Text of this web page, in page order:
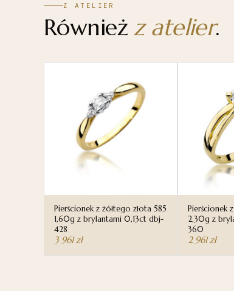
Z ATELIER
Równieżz atelier.
Pierścionek z żółtego złota 585
1,60g z brylantami 0,13ct dbj-
428
3 961zł
Pierścionek
2,30g z
360
2 961zł